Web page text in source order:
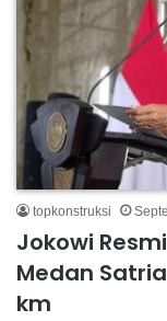
topkonstruksi
Jokowi
Medan
km